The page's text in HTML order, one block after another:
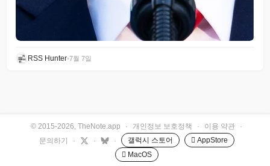
RSS Hunter•7월 7일
© 2015-2026, TheNote.app · 개인정보 보호정책 · 이용 약관
·
문의하기
· · · 갤럭시 스토어
 AppStore
 MacOS